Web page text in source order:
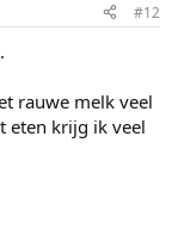
#12
rauwe melk veel
eten krijg ik veel